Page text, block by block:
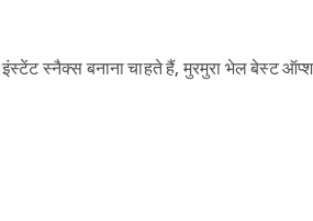
स्नैक्स बनाना चाहते हैं, मुरमुरा भेल बेस्ट